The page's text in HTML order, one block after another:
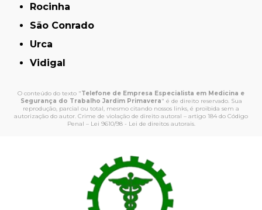
Rocinha
São Conrado
Urca
Vidigal
O conteúdo do texto "Telefone de Empresa Especialista em Medicina e
Segurança do Trabalho Jardim Primavera" é de direito reservado. Sua
reprodução, parcial ou total, mesmo citando nossos links, é proibida sem a
autorização do autor. Crime de violação de direito autoral – artigo 184 do Código
Penal – Lei 9610/98 - Lei de direitos autorais.